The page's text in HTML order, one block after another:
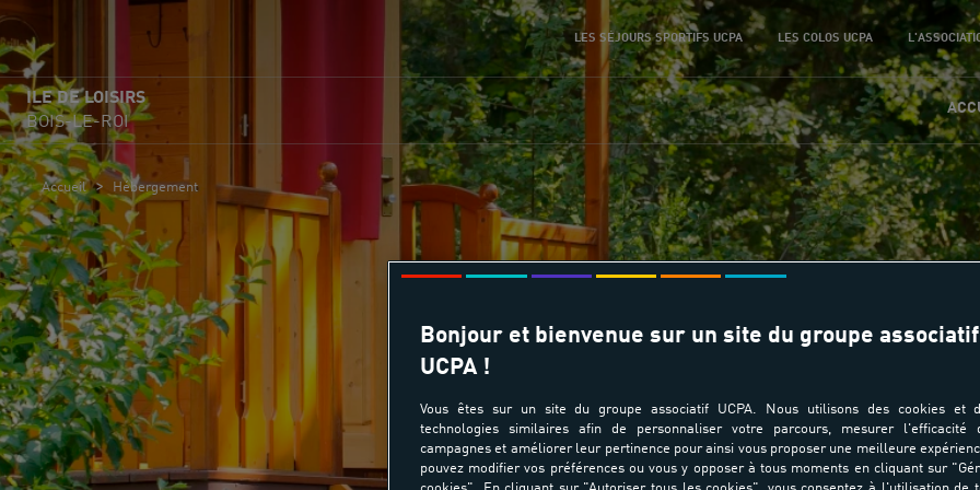
LES SÉJOURS SPORTIFS UCPA LES COLOS UCPA
ILE DE LOISIRS
BOIS-LE-ROI
Accueil > Hébergement
Hébergement - Bois Le
Bonjour et bienvenue sur un site du groupe associatif
UCPA !
Vous êtes sur un site du groupe associatif UCPA. Nous utilisons des cookies et
technologies similaires afin de personnaliser votre parcours, mesurer l'efficacité
campagnes et améliorer leur pertinence pour ainsi vous proposer une meilleure
pouvez modifier vos préférences ou vous y opposer à tous moments en cliquant sur